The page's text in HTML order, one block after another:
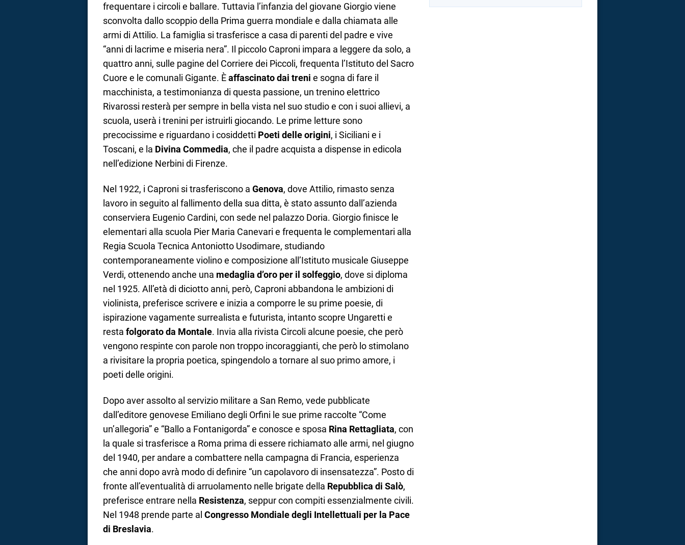
frequentare i circoli e ballare. Tuttavia l’infanzia del giovane Giorgio viene
sconvolta dallo scoppio della Prima guerra mondiale e dalla chiamata alle
armi di Attilio. La famiglia si trasferisce a casa di parenti del padre e vive
“anni di lacrime e miseria nera”. Il piccolo Caproni impara a leggere da solo, a
quattro anni, sulle pagine del Corriere dei Piccoli, frequenta l’Istituto del Sacro
Cuore e le comunali Gigante. Èaffascinato dai treni e sogna di fare il
macchinista, a testimonianza di questa passione, un trenino elettrico
Rivarossi resterà per sempre in bella vista nel suo studio e con i suoi allievi, a
scuola, userà i trenini per istruirli giocando. Le prime letture sono
precocissime e riguardano i cosiddetti Poeti delle origini, i Siciliani e i
Toscani, e la Divina Commedia, che il padre acquista a dispense in edicola
nell’edizione Nerbini di Firenze.
Nel 1922, i Caproni si trasferiscono a Genova, dove Attilio, rimasto senza
lavoro in seguito al fallimento della sua ditta, è stato assunto dall’azienda
conserviera Eugenio Cardini, con sede nel palazzo Doria. Giorgio finisce le
elementari alla scuola Pier Maria Canevari e frequenta le complementari alla
Regia Scuola Tecnica Antoniotto Usodimare, studiando
contemporaneamente violino e composizione all’Istituto musicale Giuseppe
Verdi, ottenendo anche una medaglia d’oro per il solfeggio, dove si diploma
nel 1925. All’età di diciotto anni, però, Caproni abbandona le ambizioni di
violinista, preferisce scrivere e inizia a comporre le su prime poesie, di
ispirazione vagamente surrealista e futurista, intanto scopre Ungaretti e
resta folgorato da Montale. Invia alla rivista Circoli alcune poesie, che però
vengono respinte con parole non troppo incoraggianti, che però lo stimolano
a rivisitare la propria poetica, spingendolo a tornare al suo primo amore, i
poeti delle origini.
Dopo aver assolto al servizio militare a San Remo, vede pubblicate
dall’editore genovese Emiliano degli Orfini le sue prime raccolte “Come
un’allegoria” e “Ballo a Fontanigorda” e conosce e sposa Rina Rettagliata, con
la quale si trasferisce a Roma prima di essere richiamato alle armi, nel giugno
del 1940, per andare a combattere nella campagna di Francia, esperienza
che anni dopo avrà modo di definire “un capolavoro di insensatezza”. Posto di
fronte all’eventualità di arruolamento nelle brigate della Repubblica di Salò,
preferisce entrare nella Resistenza, seppur con compiti essenzialmente civili.
Nel 1948 prende parte al Congresso Mondiale degli Intellettuali per la Pace
di Breslavia.